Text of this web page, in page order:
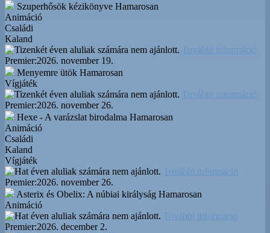
Szuperhősök kézikönyve Hamarosan
Animáció
Családi
Kaland
További információ
Premier:2026. november 19.
Menyemre ütök Hamarosan
Vígjáték
További információ
Premier:2026. november 26.
Hexe - A varázslat birodalma Hamarosan
Animáció
Családi
Kaland
Vígjáték
További információ
Premier:2026. november 26.
Asterix és Obelix: A núbiai királyság Hamarosan
Animáció
További információ
Premier:2026. december 2.